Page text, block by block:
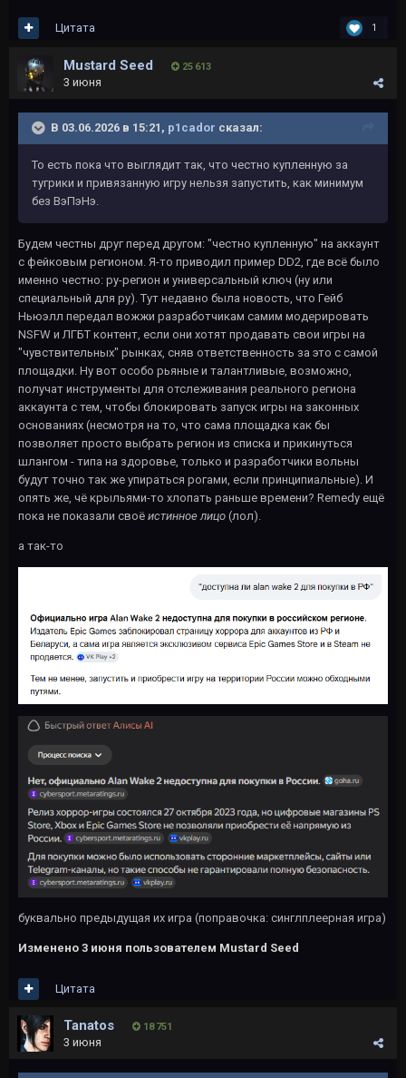
1
Цитата
Mustard Seed 25 613
3 июня
В 03.06.2026 в 15:21, p1cador сказал:
То есть пока что выглядит так, что честно купленную за
тугрики и привязанную игру нельзя запустить, как минимум
без ВэПэНэ.
Будем честны друг перед другом: "честно купленную" на аккаунт
с фейковым регионом. Я-то приводил пример DD2, где всё было
именно честно: ру-регион и универсальный ключ (ну или
специальный для ру). Тут недавно была новость, что Гейб
Ньюэлл передал вожжи разработчикам самим модерировать
NSFW и ЛГБТ контент, если они хотят продавать свои игры на
"чувствительных" рынках, сняв ответственность за это с самой
площадки. Ну вот особо рьяные и талантливые, возможно,
получат инструменты для отслеживания реального региона
аккаунта с тем, чтобы блокировать запуск игры на законных
основаниях (несмотря на то, что сама площадка как бы
позволяет просто выбрать регион из списка и прикинуться
шлангом - типа на здоровье, только и разработчики вольны
будут точно так же упираться рогами, если принципиальные). И
опять же, чё крыльями-то хлопать раньше времени? Remedy ещё
пока не показали своё истинное лицо (лол).
а так-то
буквально предыдущая их игра (поправочка: синглплеерная игра)
Изменено 3 июня пользователем Mustard Seed
Цитата
Tanatos 18 751
3 июня